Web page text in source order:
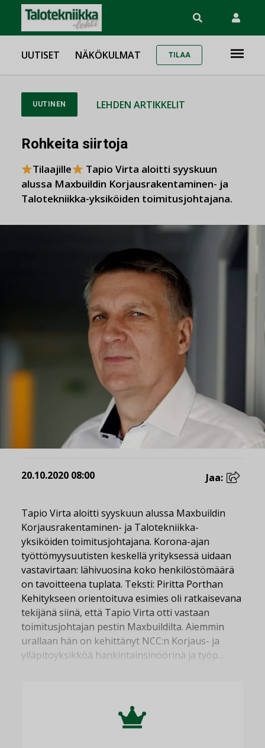
UUTISET NÄKÖKULMAT TILAA
UUTINEN LEHDEN ARTIKKELIT
Rohkeita siirtoja
Tilaajille
Tapio Virta aloitti syyskuun
alussa Maxbuildin Korjausrakentaminen- ja
Talotekniikka-yksiköiden toimitusjohtajana.
20.10.2020 08:00 Jaa:
Tapio Virta aloitti syyskuun alussa Maxbuildin
Korjausrakentaminen- ja Talotekniikka-
yksiköiden toimitusjohtajana. Korona-ajan
työttömyysuutisten keskellä yrityksessä uidaan
vastavirtaan: lähivuosina koko henkilöstömäärä
on tavoitteena tuplata. Teksti: Piritta Porthan
Kehitykseen orientoituva esimies oli ratkaisevana
tekijänä siinä, että Tapio Virta otti vastaan
toimitusjohtajan pestin Maxbuildilta. Aiemmin
urallaan hän on kehittänyt NCC:n Korjaus- ja
ylläpitoyksikköä hankintainsinöörinä ja työp...